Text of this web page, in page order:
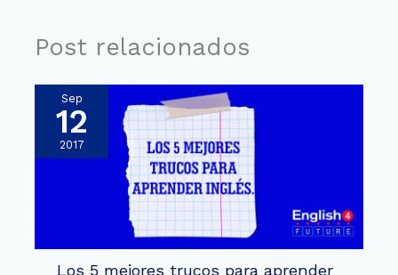
Post relacionados
Sep
12
2017
Los 5 mejores trucos para aprender